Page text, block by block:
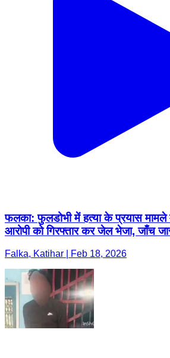
फलका: फुलडोभी में हत्या के प्रयास
आरोपी को गिरफ्तार कर जेल भेजा, जाँच
Falka, Katihar | Feb 18, 2026